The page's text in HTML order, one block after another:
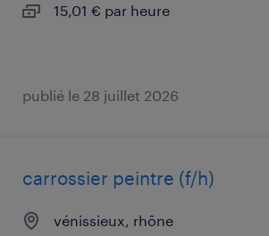
15,01 € par heure
publié le 28 juillet 2026
carrossier peintre (f/h)
vénissieux, rhône